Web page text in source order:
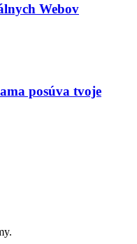
Webov
posúva tvoje